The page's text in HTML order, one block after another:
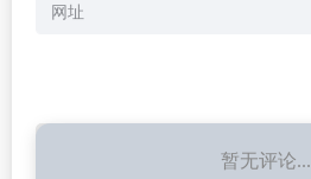
暂无评论...